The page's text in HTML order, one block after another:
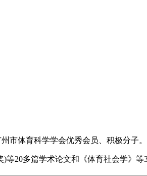
市体育科学学会优秀会员、积极分子。
20多篇学术论文和《体育社会学》等3